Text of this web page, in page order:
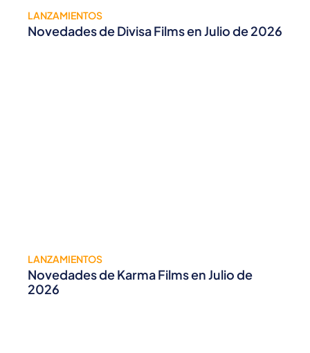
LANZAMIENTOS
Novedades de Divisa Films en Julio de 2026
LANZAMIENTOS
Novedades de Karma Films en Julio de
2026